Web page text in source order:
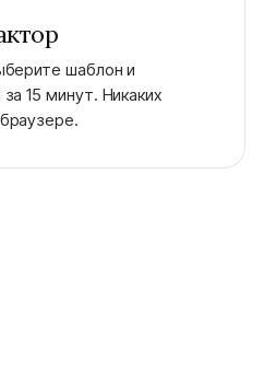
шаблон и
15 минут. Никаких